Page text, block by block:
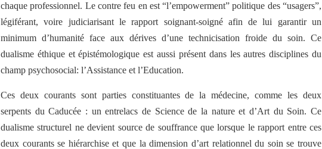
chaque professionnel. Le contre feu en est “l’empowerment” politique des “usagers”,
légiférant, voire judiciarisant le rapport soignant-soigné afin de lui garantir un
minimum d’humanité face aux dérives d’une technicisation froide du soin. Ce
dualisme éthique et épistémologique est aussi présent dans les autres disciplines du
champ psychosocial: l’Assistance et l’Education.
Ces deux courants sont parties constituantes de la médecine, comme les deux
serpents du Caducée : un entrelacs de Science de la nature et d’Art du Soin. Ce
dualisme structurel ne devient source de souffrance que lorsque le rapport entre ces
deux courants se hiérarchise et que la dimension d’art relationnel du soin se trouve